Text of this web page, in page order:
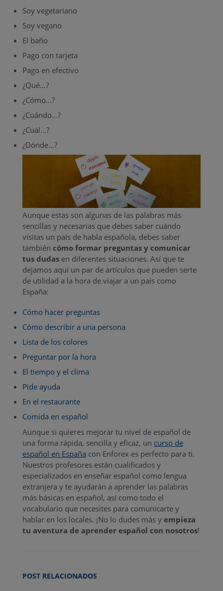
Soy vegetariano
Soy vegano
El baño
Pago con tarjeta
Pago en efectivo
¿Qué…?
¿Cómo…?
¿Cuándo…?
¿Cuál…?
¿Dónde…?
Aunque estas son algunas de las palabras más
sencillas y necesarias que debes saber cuándo
visitas un país de habla española, debes saber
también cómo formar preguntas y comunicar
tus dudasen diferentes situaciones. Así que te
dejamos aquí un par de artículos que pueden serte
de utilidad a la hora de viajar a un país como
España:
Cómo hacer preguntas
Cómo describir a una persona
Lista de los colores
Preguntar por la hora
El tiempo y el clima
Pide ayuda
En el restaurante
Comida en español
Aunque si quieres mejorar tu nivel de español de
una forma rápida, sencilla y eficaz, un curso de
español en España con Enforex es perfecto para ti.
Nuestros profesores están cualificados y
especializados en enseñar español como lengua
extranjera y te ayudarán a aprender las palabras
más básicas en español, así como todo el
vocabulario que necesites para comunicarte y
hablar en los locales. ¡No lo dudes más y empieza
tu aventura de aprender español con nosotros!
POST RELACIONADOS